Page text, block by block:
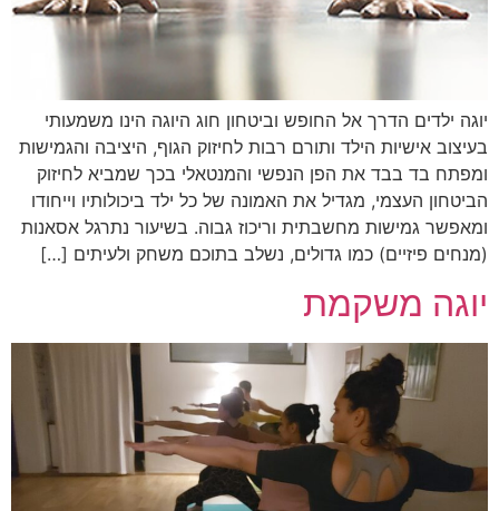
יוגה ילדים הדרך אל החופש וביטחון חוג היוגה הינו משמעותי
בעיצוב אישיות הילד ותורם רבות לחיזוק הגוף, היציבה והגמישות
ומפתח בד בבד את הפן הנפשי והמנטאלי בכך שמביא לחיזוק
הביטחון העצמי, מגדיל את האמונה של כל ילד ביכולותיו וייחודו
ומאפשר גמישות מחשבתית וריכוז גבוה. בשיעור נתרגל אסאנות
(מנחים פיזיים) כמו גדולים, נשלב בתוכם משחק ולעיתים […]
יוגה משקמת